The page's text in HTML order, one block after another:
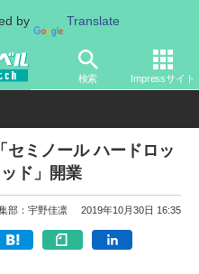
by Translate
検索 Impressサイト
・旅館
セミノール ハードロッ
ド」開業
部：宇野佳凛 2019年10月30日 16:35